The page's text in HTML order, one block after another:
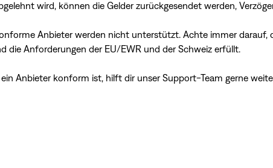
wird, können die Gelder zurückgesendet werden,
Anbieter werden nicht unterstützt. Achte immer darauf,
die Anforderungen der EU/EWR und der Schweiz erfüllt.
Anbieter konform ist, hilft dir unser Support-Team gerne